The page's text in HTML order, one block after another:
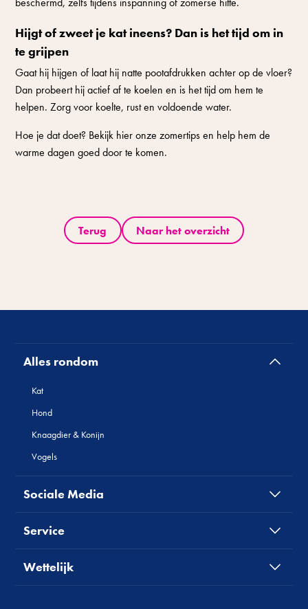
Hijgt of zweet je kat ineens? Dan is het tijd om in
te grijpen
Gaat hij hijgen of laat hij natte pootafdrukken achter op de vloer?
Dan probeert hij actief af te koelen en is het tijd om hem te
helpen. Zorg voor koelte, rust en voldoende water.
Hoe je dat doet? Bekijk hier onze zomertips en help hem de
warme dagen goed door te komen.
Terug Naar het overzicht
Alles rondom
Kat
Hond
Knaagdier & Konijn
Vogels
Sociale Media
Service
Wettelijk